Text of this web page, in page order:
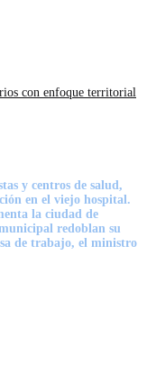
con enfoque territorial
y centros de salud,
en el viejo hospital.
la ciudad de
redoblan su
de trabajo, el ministro